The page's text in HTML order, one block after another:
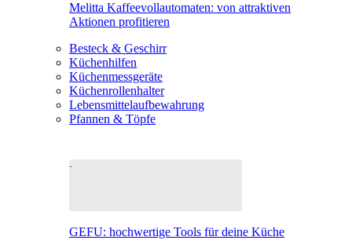
Melitta Kaffeevollautomaten: von attraktiven
Aktionen profitieren
Besteck & Geschirr
Küchenhilfen
Küchenmessgeräte
Küchenrollenhalter
Lebensmittelaufbewahrung
Pfannen & Töpfe
GEFU: hochwertige Tools für deine Küche